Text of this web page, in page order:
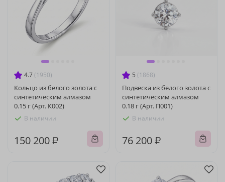
4.7 (1950)
Кольцо из белого золота с
синтетическим алмазом
0.15 г (Арт. К002)
В наличии
150 200 ₽
5 (1868)
Подвеска из белого золота с
синтетическим алмазом
0.18 г (Арт. П001)
В наличии
76 200 ₽